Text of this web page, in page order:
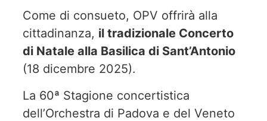
Come di consueto, OPV offrirà alla
cittadinanza, il tradizionale Concerto
di Natale alla Basilica di Sant’Antonio
(18 dicembre 2025).
La 60ª Stagione concertistica
dell’Orchestra di Padova e del Veneto